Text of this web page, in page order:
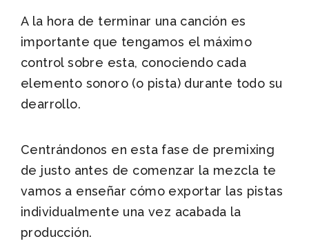
A la hora de terminar una canción es
importante que tengamos el máximo
control sobre esta, conociendo cada
elemento sonoro (o pista) durante todo su
dearrollo.
Centrándonos en esta fase de premixing
de justo antes de comenzar la mezcla te
vamos a enseñar cómo exportar las pistas
individualmente una vez acabada la
producción.